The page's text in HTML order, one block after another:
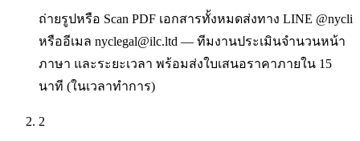
ถ่ายรูปหรือ Scan PDF เอกสารทั้งหมดส่งทาง LINE @nycli
หรืออีเมล nyclegal@ilc.ltd — ทีมงานประเมินจำนวนหน้า
ภาษา และระยะเวลา พร้อมส่งใบเสนอราคาภายใน 15
นาที (ในเวลาทำการ)
2